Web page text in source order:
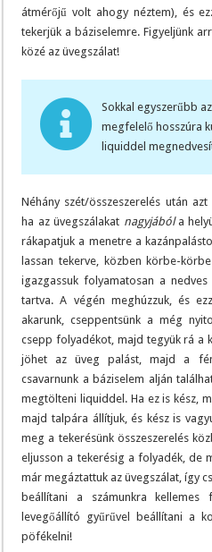
átmérőjű volt ahogy néztem), és
tekerjük a báziselemre. Figyeljünk
közé az üvegszálat!
Sokkal egyszerűbb
megfelelő hosszúra
liquiddel
Néhány szét/összeszerelés után
ha az üvegszálakat nagyjábóla
rákapatjuk a menetre a
lassan tekerve, közben körbe-
igazgassuk folyamatosan a
tartva. A végén meghúzzuk, és
akarunk, cseppentsünk a még
csepp folyadékot, majd tegyük rá a
jöhet az üveg palást, majd a
csavarnunk a báziselem alján
megtölteni liquiddel. Ha ez is kész,
majd talpára állítjuk, és kész is
meg a tekerésünk összeszerelés
eljusson a tekerésig a folyadék, de
már megáztattuk az üvegszálat, így
beállítani a számunkra kellemes
levegőállító gyűrűvel beállítani a
pöfékelni!